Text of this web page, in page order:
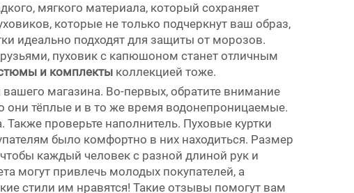
мягкого материала, который сохраняет
которые не только подчеркнут ваш образ,
идеально подходят для защиты от морозов.
пуховик с капюшоном станет отличным
и комплекты коллекцией тоже.
магазина. Во-первых, обратите внимание
они тёплые и в то же время водонепроницаемые.
проверьте наполнитель. Пуховые куртки
было комфортно в них находиться. Размер
каждый человек с разной длиной рук и
могут привлечь молодых покупателей, а
стили им нравятся! Такие отзывы помогут вам